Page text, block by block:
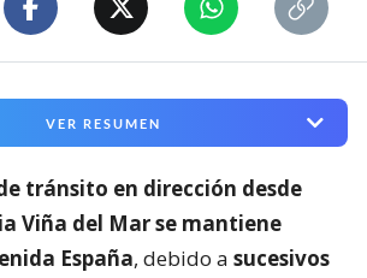
VER RESUMEN
tránsito en dirección desde
Viña del Mar se mantiene
España, debido a sucesivos